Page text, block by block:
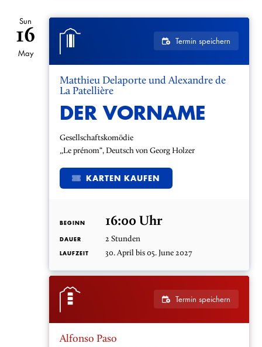
Sun
16
May
Termin speichern
Matthieu Delaporte und Alexandre de
La Patellière
DER VORNAME
Gesellschaftskomödie
„Le prénom“, Deutsch von Georg Holzer
KARTEN KAUFEN
BEGINN 16:00 Uhr
DAUER 2 Stunden
LAUFZEIT 30. April bis 05. June 2027
Termin speichern
Alfonso Paso